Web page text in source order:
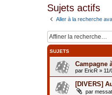
Sujets actifs
Aller à la recherche
SUJETS
Campagne
par EricR »
[DIVERS]
par